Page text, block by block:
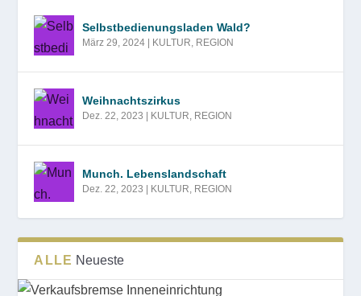
Selbstbedienungsladen Wald?
März 29, 2024 KULTUR, REGION
Weihnachtszirkus
Dez. 22, 2023 KULTUR, REGION
Munch. Lebenslandschaft
Dez. 22, 2023 KULTUR, REGION
ALLE Neueste